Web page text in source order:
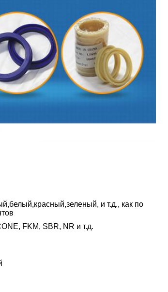
и т.д., как по
FKM, SBR, NR и т.д.